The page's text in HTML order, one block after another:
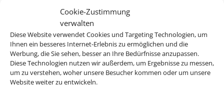
Cookie-Zustimmung
verwalten
Diese Website verwendet Cookies und Targeting Technologien, um
Ihnen ein besseres Internet-Erlebnis zu ermöglichen und die
Werbung, die Sie sehen, besser an Ihre Bedürfnisse anzupassen.
Diese Technologien nutzen wir außerdem, um Ergebnisse zu messen,
um zu verstehen, woher unsere Besucher kommen oder um unsere
Website weiter zu entwickeln.